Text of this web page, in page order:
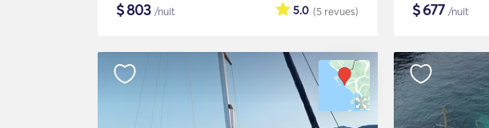
$803 /nuit (5 revues)
5.0 $677 /nuit